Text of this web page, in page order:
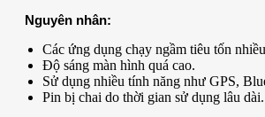
Nguyên nhân:
Các ứng dụng chạy ngầm tiêu tốn
Độ sáng màn hình quá cao.
Sử dụng nhiều tính năng như GPS,
Pin bị chai do thời gian sử dụng lâu dài.